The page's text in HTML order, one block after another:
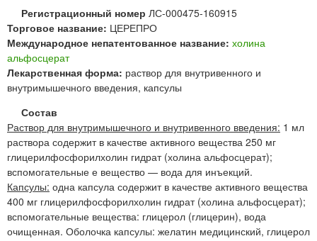
Регистрационный номер ЛС-000475-160915
Торговое название: ЦЕРЕПРО
Международное непатентованное название: холина
альфосцерат
Лекарственная форма: раствор для внутривенного и
внутримышечного введения, капсулы
Состав
Раствор для внутримышечного и внутривенного введения: 1 мл
раствора содержит в качестве активного вещества 250 мг
глицерилфосфорилхолин гидрат (холина альфосцерат);
вспомогательные е вещество — вода для инъекций.
Капсулы: одна капсула содержит в качестве активного вещества
400 мг глицерилфосфорилхолин гидрат (холина альфосцерат);
вспомогательные вещества: глицерол (глицерин), вода
очищенная. Оболочка капсулы: желатин медицинский, глицерол